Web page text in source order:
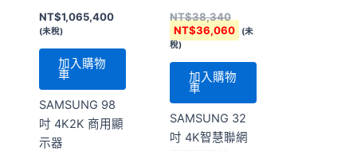
NT$1,065,400
(未稅)
加入購物
車
SAMSUNG 98
吋 4K2K 商用顯
示器
面顯示器M9
NT$38,340
NT$36,060
(未
稅)
加入購物
車
SAMSUNG 32
吋 4K智慧聯網